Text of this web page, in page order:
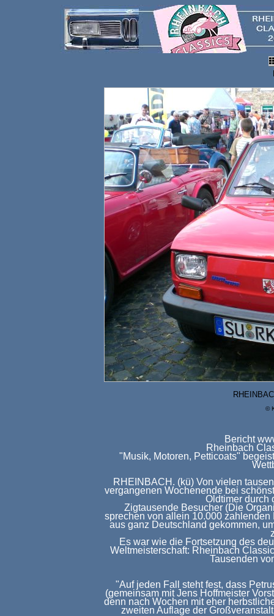
©
Bericht
Rheinbach
"Musik, Motoren, Petticoats"
RHEINBACH. (kü) Von vielen
vergangenen Wochenende bei
Oldtimer durch
Zigtausende Besucher (Die
sprechen von allein 10.000
aus ganz Deutschland gekommen,
Es war wie die Fortsetzung des
Weltmeisterschaft: Rheinbach
Tausenden
"Auf jeden Fall steht fest, dass
(gemeinsam mit Jens Hoffmeister
denn nach Wochen mit eher
zweiten Auflage der